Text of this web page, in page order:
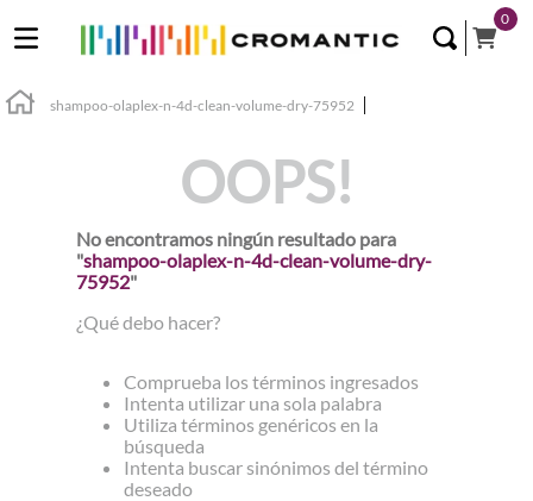
0
shampoo-olaplex-n-4d-clean-volume-dry-75952
OOPS!
No encontramos ningún resultado para
"shampoo-olaplex-n-4d-clean-volume-dry-
75952"
¿Qué debo hacer?
Comprueba los términos ingresados
Intenta utilizar una sola palabra
Utiliza términos genéricos en la
búsqueda
Intenta buscar sinónimos del término
deseado